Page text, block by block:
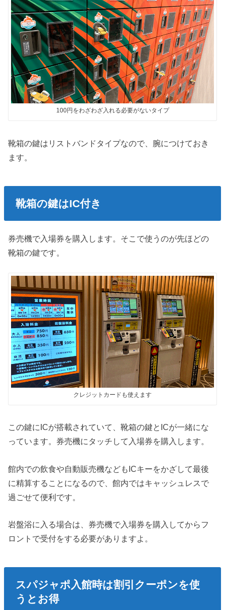
100円をわざわざ入れる必要がないタイプ
靴箱の鍵はリストバンドタイプなので、腕につけておき
ます。
靴箱の鍵はIC付き
券売機で入場券を購入します。そこで使うのが先ほどの
靴箱の鍵です。
クレジットカードも使えます
この鍵にICが搭載されていて、靴箱の鍵とICが一緒にな
っています。券売機にタッチして入場券を購入します。
館内での飲食や自動販売機などもICキーをかざして最後
に精算することになるので、館内ではキャッシュレスで
過ごせて便利です。
岩盤浴に入る場合は、券売機で入場券を購入してからフ
ロントで受付をする必要がありますよ。
スパジャポ入館時は割引クーポンを使
うとお得